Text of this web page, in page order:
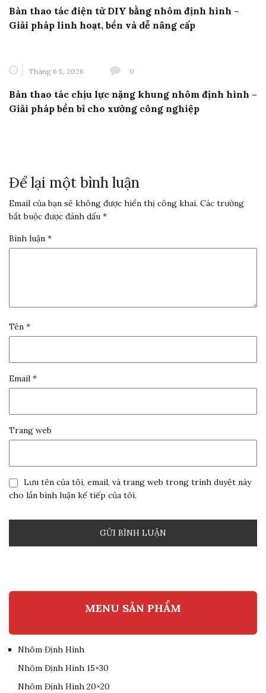
Bàn thao tác điện tử DIY bằng nhôm định hình –
Giải pháp linh hoạt, bền và dễ nâng cấp
Tháng 6 5, 2026 0
Bàn thao tác chịu lực nặng khung nhôm định hình –
Giải pháp bền bỉ cho xưởng công nghiệp
Để lại một bình luận
Email của bạn sẽ không được hiển thị công khai. Các trường
bắt buộc được đánh dấu *
Bình luận *
Tên *
Email *
Trang web
Lưu tên của tôi, email, và trang web trong trình duyệt này
cho lần bình luận kế tiếp của tôi.
MENU SẢN PHẨM
Nhôm Định Hình
Nhôm Định Hình 15×30
Nhôm Định Hình 20×20